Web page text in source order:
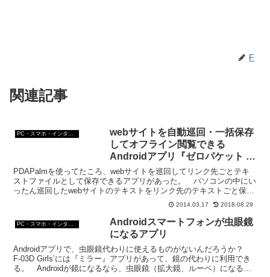
F
関連記事
PC・スマホ・インターネットトラブルの解消方法
webサイトを自動巡回・一括保存
してオフライン閲覧できる
Androidアプリ『ゼロパケット ブ
ラウザ』
PDAPalmを使ってたころ、webサイトを巡回してリンク先ごとテキ
ストファイルとして保存できるアプリがあった。 パソコンの中にい
ったん巡回したwebサイトのテキストをリンク先のテキストごと保存
して、それをパーム末端に同期すると末端のほうで...
2014.03.17 2018.08.29
Androidスマートフォンが虫眼鏡
になるアプリ
Androidアプリで、虫眼鏡代わりに使えるものがないんだろうか？
F-03D Girls’には『ミラー』アプリがあって、鏡の代わりに利用でき
る。 Androidが鏡になるなら、虫眼鏡（拡大鏡、ルーペ）になるア